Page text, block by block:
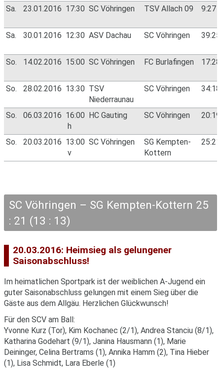
Sa. 23.01.2016 17:30 SC Vöhringen TSV Allach 09 9:27
Sa. 30.01.2016 12:30 ASV Dachau SC Vöhringen
So. 14.02.2016 15:00 SC Vöhringen FC Burlafingen
So. 28.02.2016 13:30 TSV
Niederraunau
SC Vöhringen
So. 06.03.2016 16:00
h
HC Gauting SC Vöhringen
So. 20.03.2016 13:00
v
SC Vöhringen
SG Kempten-
Kottern
SC Vöhringen – SG Kempten-Kottern 25
: 21 (13 : 13)
20.03.2016: Heimsieg als gelungener
Saisonabschluss!
Im heimatlichen Sportpark ist der weiblichen A-Jugend ein
guter Saisonabschluss gelungen mit einem Sieg über die
Gäste aus dem Allgäu. Herzlichen Glückwunsch!
Für den SCV am Ball:
Yvonne Kurz (Tor), Kim Kochanec (2/1), Andrea Stanciu (8/1),
Katharina Godehart (9/1), Janina Hausmann (1), Marie
Deininger, Celina Bertrams (1), Annika Hamm (2), Tina Hieber
(1), Lisa Schmidt, Lara Eberle (1)